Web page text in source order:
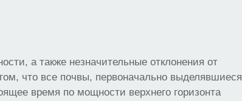
а также незначительные отклонения от
что все почвы, первоначально выделявшиеся
время по мощности верхнего горизонта